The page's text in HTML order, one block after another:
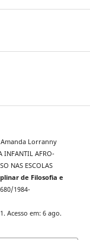
Amanda Lorranny
INFANTIL AFRO-
NAS ESCOLAS
de Filosofia e
1984-
em: 6 ago.